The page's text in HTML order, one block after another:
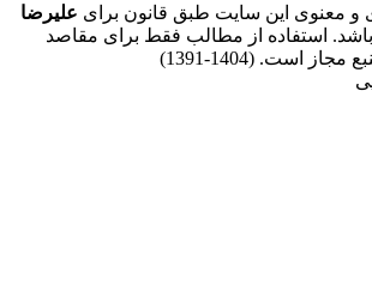
و معنوی این سایت طبق قانون برای علیرضا
استفاده از مطالب فقط برای مقاصد
است. (1404-1391)